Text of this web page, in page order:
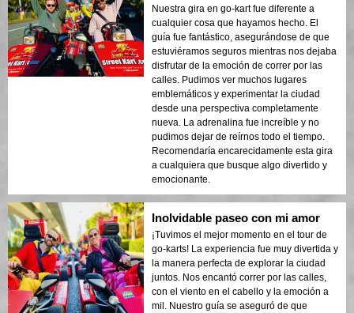
Nuestra gira en go-kart fue diferente a
cualquier cosa que hayamos hecho. El
guía fue fantástico, asegurándose de que
estuviéramos seguros mientras nos dejaba
disfrutar de la emoción de correr por las
calles. Pudimos ver muchos lugares
emblemáticos y experimentar la ciudad
desde una perspectiva completamente
nueva. La adrenalina fue increíble y no
pudimos dejar de reírnos todo el tiempo.
Recomendaría encarecidamente esta gira
a cualquiera que busque algo divertido y
emocionante.
Inolvidable paseo con mi amor
¡Tuvimos el mejor momento en el tour de
go-karts! La experiencia fue muy divertida y
la manera perfecta de explorar la ciudad
juntos. Nos encantó correr por las calles,
con el viento en el cabello y la emoción a
mil. Nuestro guía se aseguró de que